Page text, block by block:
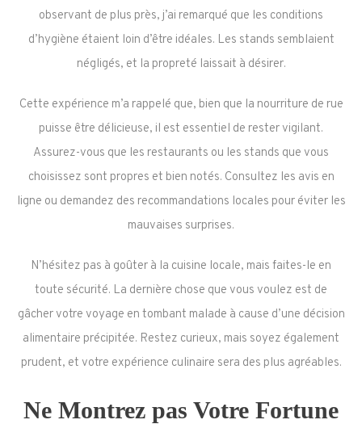
observant de plus près, j’ai remarqué que les conditions
d’hygiène étaient loin d’être idéales. Les stands semblaient
négligés, et la propreté laissait à désirer.
Cette expérience m’a rappelé que, bien que la nourriture de rue
puisse être délicieuse, il est essentiel de rester vigilant.
Assurez-vous que les restaurants ou les stands que vous
choisissez sont propres et bien notés. Consultez les avis en
ligne ou demandez des recommandations locales pour éviter les
mauvaises surprises.
N’hésitez pas à goûter à la cuisine locale, mais faites-le en
toute sécurité. La dernière chose que vous voulez est de
gâcher votre voyage en tombant malade à cause d’une décision
alimentaire précipitée. Restez curieux, mais soyez également
prudent, et votre expérience culinaire sera des plus agréables.
Ne Montrez pas Votre Fortune